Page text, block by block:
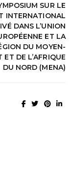
SUR LE
INTERNATIONAL
DANS L’UNION
ET LA
DU MOYEN-
ET DE L’AFRIQUE
DU NORD (MENA)